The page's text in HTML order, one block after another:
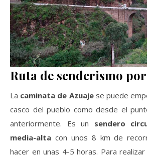
Ruta de senderismo
La caminata de Azuajese puede
casco del pueblo como desde el
anteriormente. Es un sendero
media-alta con unos 8 km de
hacer en unas 4-5 horas. Para